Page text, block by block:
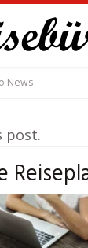
News
post.